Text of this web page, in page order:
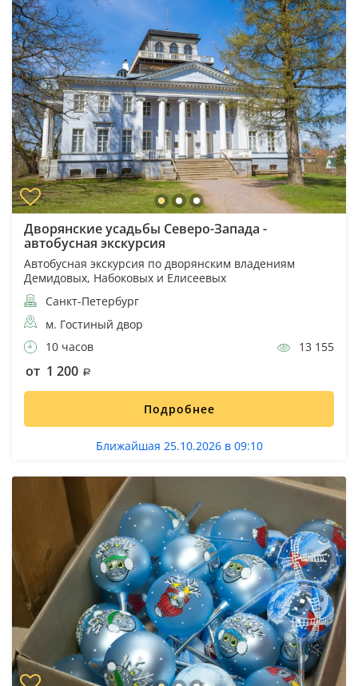
Дворянские усадьбы Северо-Запада -
автобусная экскурсия
Автобусная экскурсия по дворянским владениям
Демидовых, Набоковых и Елисеевых
Санкт-Петербург
м. Гостиный двор
10 часов
13 155
от 1 200
Подробнее
Ближайшая 25.10.2026 в 09:10